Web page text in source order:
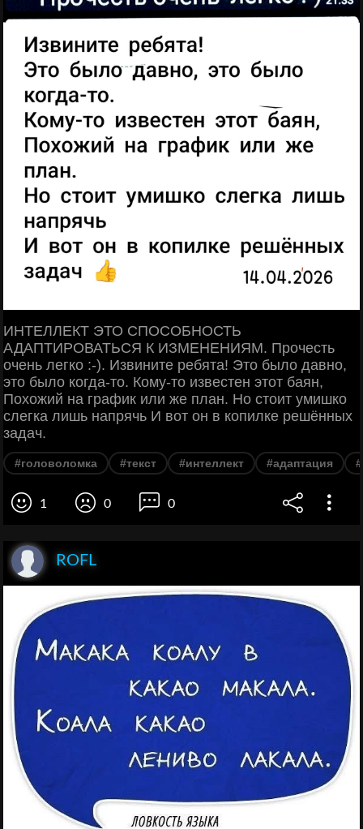
ИНТЕЛЛЕКТ ЭТО СПОСОБНОСТЬ
АДАПТИРОВАТЬСЯ К ИЗМЕНЕНИЯМ. Прочесть
очень легко :-). Извините ребята! Это было давно,
это было когда-то. Кому-то известен этот баян,
Похожий на график или же план. Но стоит умишко
слегка лишь напрячь И вот он в копилке решённых
задач.
#головоломка #текст #интеллект #адаптация
1 0 0
ROFL